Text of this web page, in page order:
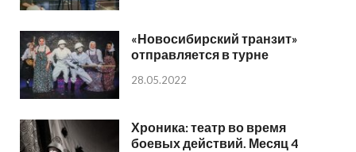
«Новосибирский транзит»
отправляется в турне
28.05.2022
Хроника: театр во время
боевых действий. Месяц 4